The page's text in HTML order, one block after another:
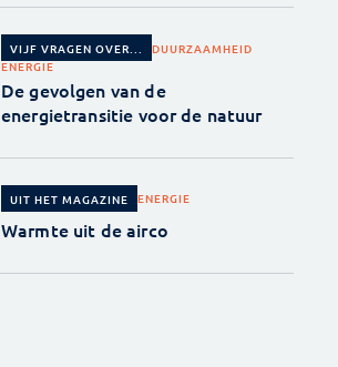
VIJF VRAGEN OVER...
DUURZAAMHEID
ENERGIE
De gevolgen van de
energietransitie voor de natuur
UIT HET MAGAZINE ENERGIE
Warmte uit de airco